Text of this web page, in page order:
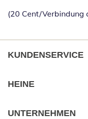
(20 Cent/Verbindung
KUNDENSERVICE
HEINE
UNTERNEHMEN